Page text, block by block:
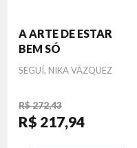
A ARTE DE ESTAR
BEM SÓ
Autor
SEGUÍ, NIKA VÁZQUEZ
R$ 272,43
R$ 217,94